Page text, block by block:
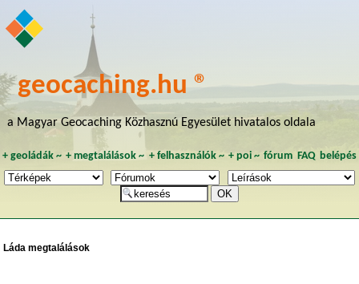
geocaching.hu ®
a Magyar Geocaching Közhasznú Egyesület hivatalos oldala
+ geoládák~ +megtalálások ~ + felhasználók~ + poi~ fórum FAQ belépés
Láda megtalálások